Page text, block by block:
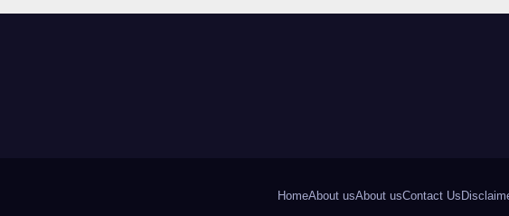
HomeAbout usAbout usContact Us